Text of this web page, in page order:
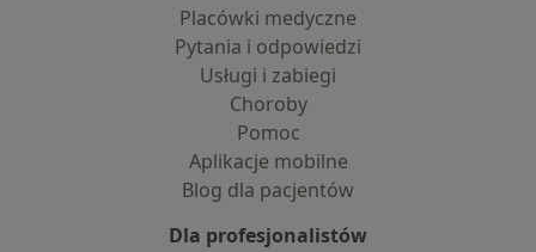
Placówki medyczne
Pytania i odpowiedzi
Usługi i zabiegi
Choroby
Pomoc
Aplikacje mobilne
Blog dla pacjentów
Dla profesjonalistów